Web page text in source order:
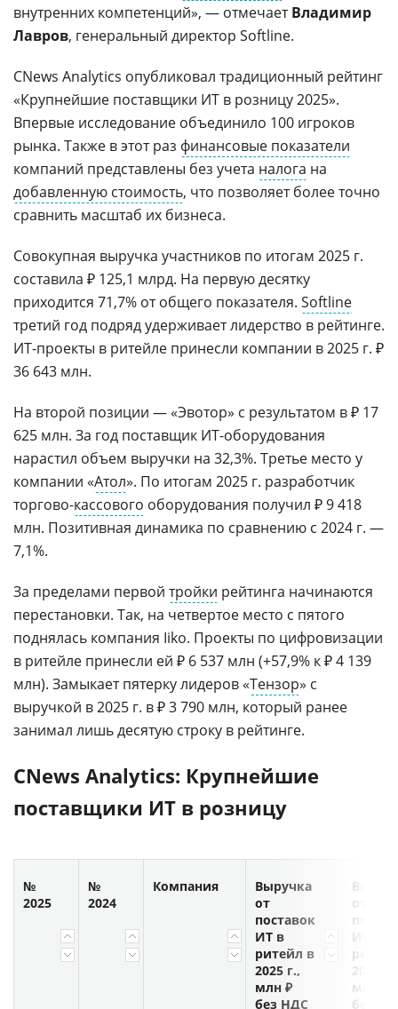
внутренних компетенций», — отмечаетВладимир
Лавров, генеральный директор Softline.
CNews Analytics опубликовал традиционный рейтинг
«Крупнейшие поставщики ИТ в розницу 2025».
Впервые исследование объединило 100 игроков
рынка. Также в этот раз финансовые показатели
компаний представлены без учета налога на
добавленную стоимость, что позволяет более точно
сравнить масштаб их бизнеса.
Совокупная выручка участников по итогам 2025 г.
составила ₽ 125,1 млрд. На первую десятку
приходится 71,7% от общего показателя. Softline
третий год подряд удерживает лидерство в рейтинге.
ИТ-проекты в ритейле принесли компании в 2025 г. ₽
36 643 млн.
На второй позиции — «Эвотор» с результатом в ₽ 17
625 млн. За год поставщик ИТ-оборудования
нарастил объем выручки на 32,3%. Третье место у
компании «Атол». По итогам 2025 г. разработчик
торгово-кассового оборудования получил ₽ 9 418
млн. Позитивная динамика по сравнению с 2024 г. —
7,1%.
За пределами первой тройки рейтинга начинаются
перестановки. Так, на четвертое место с пятого
поднялась компания Iiko. Проекты по цифровизации
в ритейле принесли ей ₽ 6 537 млн (+57,9% к ₽ 4 139
млн). Замыкает пятерку лидеров «Тензор» с
выручкой в 2025 г. в ₽ 3 790 млн, который ранее
занимал лишь десятую строку в рейтинге.
CNews Analytics: Крупнейшие
поставщики ИТ в розницу
№
2025
№
2024
Компания
Выручка
от
поставок
ИТ в
ритейл в
2025 г.,
млн ₽
без НДС
от
ИТ в
2024 г.,
млн ₽
без